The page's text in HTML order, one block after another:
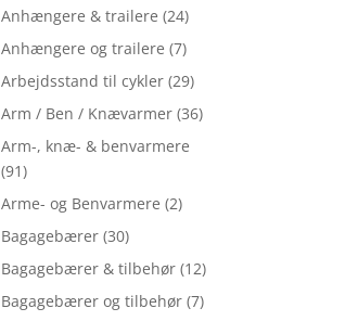
Anhængere & trailere (24)
Anhængere og trailere (7)
Arbejdsstand til cykler (29)
Arm / Ben / Knævarmer (36)
Arm-, knæ- & benvarmere
(91)
Arme- og Benvarmere (2)
Bagagebærer (30)
Bagagebærer & tilbehør (12)
Bagagebærer og tilbehør (7)